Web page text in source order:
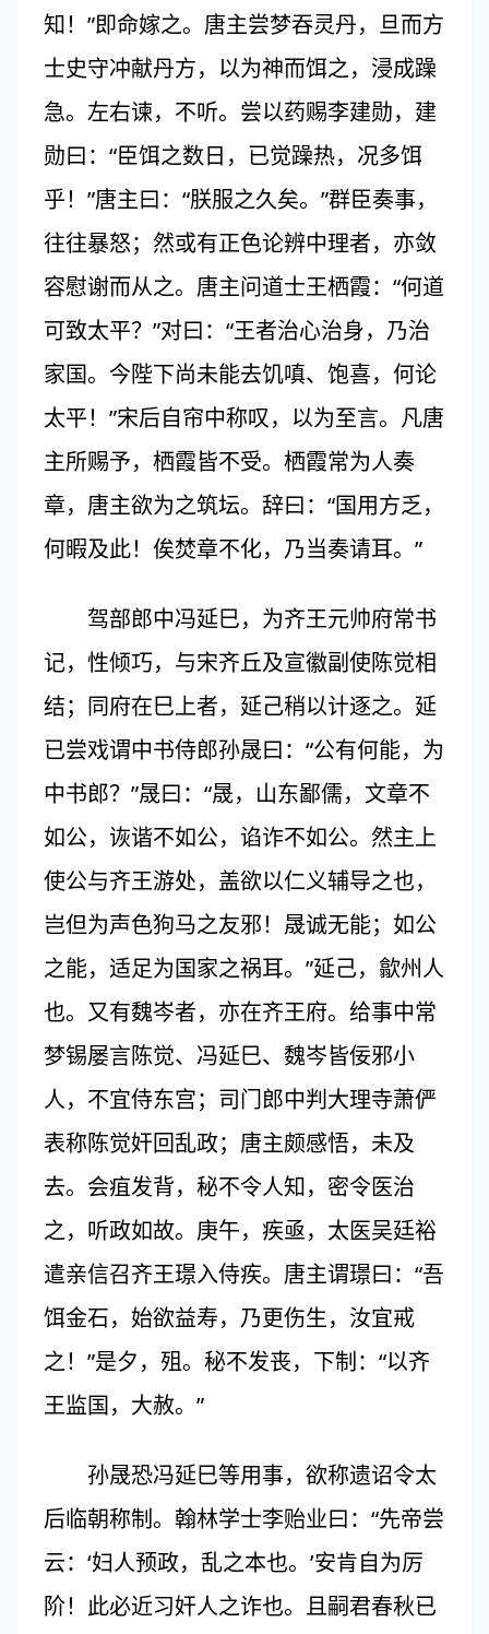
知！”即命嫁之。唐主尝梦吞灵丹，旦而方
士史守冲献丹方，以为神而饵之，浸成躁
急。左右谏，不听。尝以药赐李建勋，建
勋曰：“臣饵之数日，已觉躁热，况多饵
乎！”唐主曰：“朕服之久矣。”群臣奏事，
往往暴怒；然或有正色论辨中理者，亦敛
容慰谢而从之。唐主问道士王栖霞：“何道
可致太平？”对曰：“王者治心治身，乃治
家国。今陛下尚未能去饥嗔、饱喜，何论
太平！”宋后自帘中称叹，以为至言。凡唐
主所赐予，栖霞皆不受。栖霞常为人奏
章，唐主欲为之筑坛。辞曰：“国用方乏，
何暇及此！俟焚章不化，乃当奏请耳。”
驾部郎中冯延巳，为齐王元帅府常书
记，性倾巧，与宋齐丘及宣徽副使陈觉相
结；同府在巳上者，延己稍以计逐之。延
已尝戏谓中书侍郎孙晟曰：“公有何能，为
中书郎？”晟曰：“晟，山东鄙儒，文章不
如公，诙谐不如公，谄诈不如公。然主上
使公与齐王游处，盖欲以仁义辅导之也，
岂但为声色狗马之友邪！晟诚无能；如公
之能，适足为国家之祸耳。”延己，歙州人
也。又有魏岑者，亦在齐王府。给事中常
梦锡屡言陈觉、冯延巳、魏岑皆佞邪小
人，不宜侍东宫；司门郎中判大理寺萧俨
表称陈觉奸回乱政；唐主颇感悟，未及
去。会疽发背，秘不令人知，密令医治
之，听政如故。庚午，疾亟，太医吴廷裕
遣亲信召齐王璟入侍疾。唐主谓璟曰：“吾
饵金石，始欲益寿，乃更伤生，汝宜戒
之！”是夕，殂。秘不发丧，下制：“以齐
王监国，大赦。”
孙晟恐冯延巳等用事，欲称遗诏令太
后临朝称制。翰林学士李贻业曰：“先帝尝
云：‘妇人预政，乱之本也。’安肯自为厉
阶！此必近习奸人之诈也。且嗣君春秋已